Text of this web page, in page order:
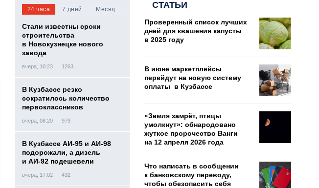
24 часа 7 дней Месяц
Стали известны сроки
строительства
в Новокузнецке нового
завода
вчера, 10:23 1263
В Кузбассе резко
сократилось количество
первоклассников
вчера, 08:20 979
В Кузбассе АИ-95 и АИ-98
подорожали, а дизель
и АИ-92 подешевели
вчера, 17:02 432
СТАТЬИ
Проверенный список лучших
дней для квашения капусты
в 2025 году
В июне маркетплейсы
перейдут на новую систему
оплаты в Кузбассе
«Земля замрёт, птицы
умолкнут»: обнародовано
жуткое пророчество Ванги
на 12 апреля 2026 года
Что написать в сообщении
к банковскому переводу,
чтобы обезопасить себя